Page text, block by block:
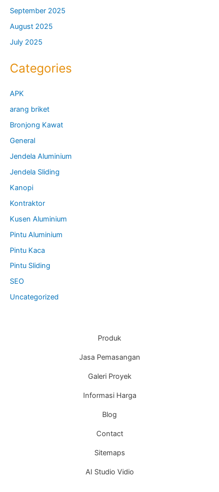
September 2025
August 2025
July 2025
Categories
APK
arang briket
Bronjong Kawat
General
Jendela Aluminium
Jendela Sliding
Kanopi
Kontraktor
Kusen Aluminium
Pintu Aluminium
Pintu Kaca
Pintu Sliding
SEO
Uncategorized
Produk
Jasa Pemasangan
Galeri Proyek
Informasi Harga
Blog
Contact
Sitemaps
AI Studio Vidio